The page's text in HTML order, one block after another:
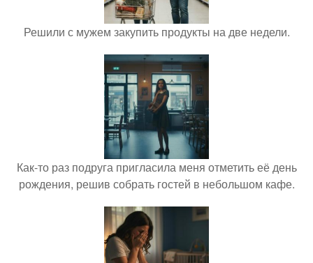
Решили с мужем закупить продукты на две недели.
Как-то раз подруга пригласила меня отметить её день
рождения, решив собрать гостей в небольшом кафе.